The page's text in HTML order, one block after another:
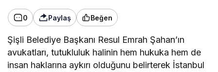
0 Paylaş Beğen
Şişli Belediye Başkanı Resul Emrah Şahan’ın
avukatları, tutukluluk halinin hem hukuka hem de
insan haklarına aykırı olduğunu belirterek İstanbul